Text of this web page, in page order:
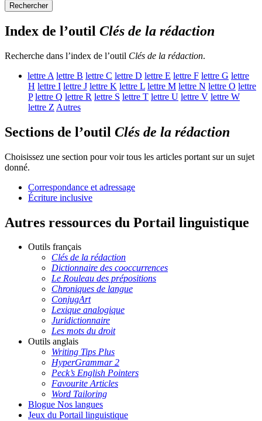
Rechercher
Index de l’outil Clés de la rédaction
Recherche dans l’index de l’outil Clés de la rédaction.
lettre A lettre B lettre C lettre D lettre E lettre F lettre G lettre
H lettre I lettre J lettre K lettre L lettre M lettre N lettre O lettre
P lettre Q lettre R lettre S lettre T lettre U lettre V lettre W
lettre Z Autres
Sections de l’outil Clés de la rédaction
Choisissez une section pour voir tous les articles portant sur un sujet
donné.
Correspondance et adressage
Écriture inclusive
Autres ressources du Portail linguistique
Outils français
Clés de la rédaction
Dictionnaire des cooccurrences
Le Rouleau des prépositions
Chroniques de langue
ConjugArt
Lexique analogique
Juridictionnaire
Les mots du droit
Outils anglais
Writing Tips Plus
HyperGrammar 2
Peck’s English Pointers
Favourite Articles
Word Tailoring
Blogue Nos langues
Jeux du Portail linguistique